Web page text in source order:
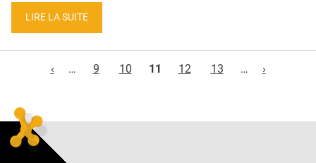
LIRE LA SUITE
‹
… 9 10 11 12 13 … ›